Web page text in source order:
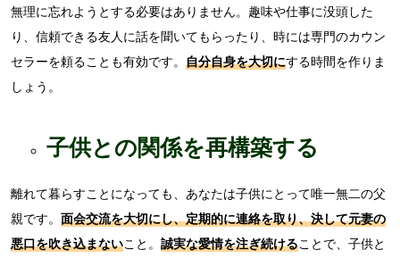
無理に忘れようとする必要はありません。趣味や仕事に没頭した
り、信頼できる友人に話を聞いてもらったり、時には専門のカウン
セラーを頼ることも有効です。 自分自身を大切にする時間を作りま
しょう。
子供との関係を再構築する
離れて暮らすことになっても、あなたは子供にとって唯一無二の父
親です。 面会交流を大切にし、定期的に連絡を取り、決して元妻の
悪口を吹き込まないこと。 誠実な愛情を注ぎ続けることで、子供と